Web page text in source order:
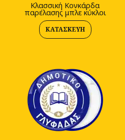
Κλασσική Κονκάρδα
παρέλασης μπλε κύκλοι
ΚΑΤΑΣΚΕΥΉ